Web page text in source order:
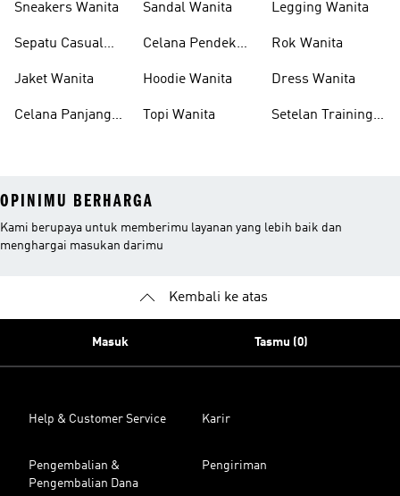
Sneakers Wanita
Sepatu Casual
Jaket Wanita
Celana Panjang
Sandal Wanita
Celana Pendek
Hoodie Wanita
Topi Wanita
Legging Wanita
Rok Wanita
Dress Wanita
Setelan Training
OPINIMU BERHARGA
Kami berupaya untuk memberimu layanan yang lebih baik dan
menghargai masukan darimu
Kembali ke atas
Masuk Tasmu (0)
Help & Customer Service Karir
Pengembalian &
Pengembalian Dana
Pengiriman